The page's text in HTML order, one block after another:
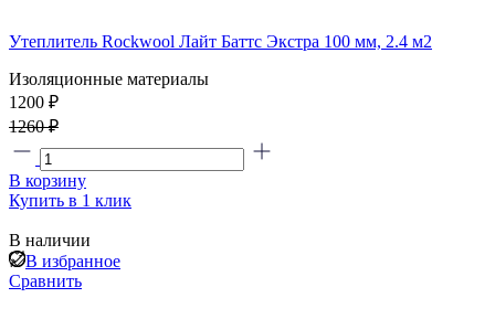
Утеплитель Rockwool Лайт Баттс Экстра 100 мм, 2.4 м2
Изоляционные материалы
1200 ₽
1260 ₽
В корзину
Купить в 1 клик
В наличии
В избранное
Сравнить